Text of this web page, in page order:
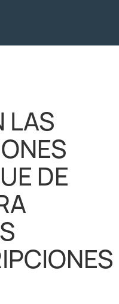
LAS
DE